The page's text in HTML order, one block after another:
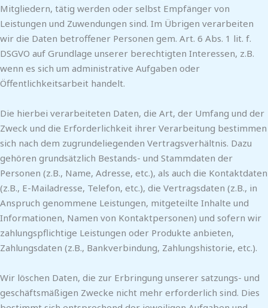
Mitgliedern, tätig werden oder selbst Empfänger von
Leistungen und Zuwendungen sind. Im Übrigen verarbeiten
wir die Daten betroffener Personen gem. Art. 6 Abs. 1 lit. f.
DSGVO auf Grundlage unserer berechtigten Interessen, z.B.
wenn es sich um administrative Aufgaben oder
Öffentlichkeitsarbeit handelt.
Die hierbei verarbeiteten Daten, die Art, der Umfang und der
Zweck und die Erforderlichkeit ihrer Verarbeitung bestimmen
sich nach dem zugrundeliegenden Vertragsverhältnis. Dazu
gehören grundsätzlich Bestands- und Stammdaten der
Personen (z.B., Name, Adresse, etc.), als auch die Kontaktdaten
(z.B., E-Mailadresse, Telefon, etc.), die Vertragsdaten (z.B., in
Anspruch genommene Leistungen, mitgeteilte Inhalte und
Informationen, Namen von Kontaktpersonen) und sofern wir
zahlungspflichtige Leistungen oder Produkte anbieten,
Zahlungsdaten (z.B., Bankverbindung, Zahlungshistorie, etc.).
Wir löschen Daten, die zur Erbringung unserer satzungs- und
geschäftsmäßigen Zwecke nicht mehr erforderlich sind. Dies